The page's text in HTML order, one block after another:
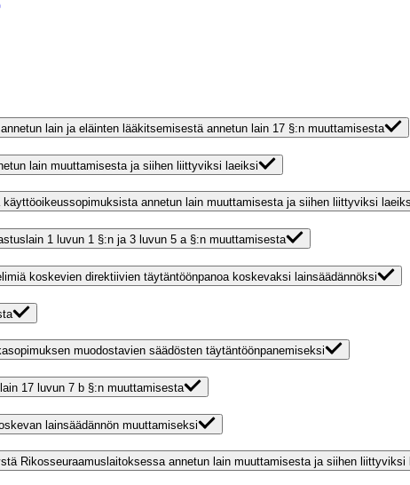
lain ja eläinten lääkitsemisestä annetun lain 17 §:n muuttamisesta
lain muuttamisesta ja siihen liittyviksi laeiksi
annetun lain muuttamisesta ja siihen liittyviksi
1 luvun 1 §:n ja 3 luvun 5 a §:n muuttamisesta
koskevien direktiivien täytäntöönpanoa koskevaksi lainsäädännöksi
muodostavien säädösten täytäntöönpanemiseksi
17 luvun 7 b §:n muuttamisesta
lainsäädännön muuttamiseksi
Rikosseuraamuslaitoksessa annetun lain muuttamisesta ja siihen liittyviksi